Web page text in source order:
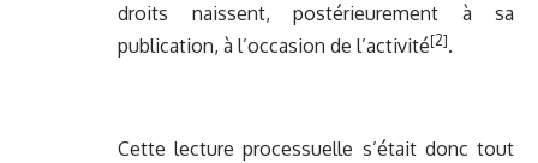
droits naissent, postérieurement à sa
publication, à l’occasion de l’activité[2].
Cette lecture processuelle s’était donc tout